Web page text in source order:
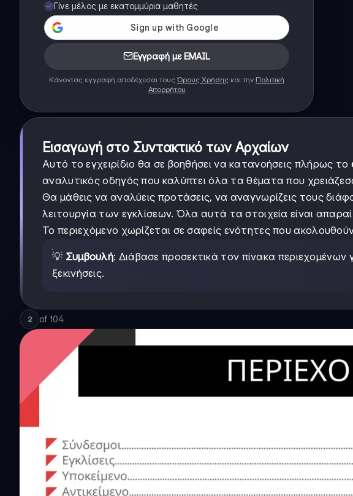
Γίνε μέλος με εκατομμύρια μαθητές
Εγγραφή με EMAIL
Κάνοντας εγγραφή αποδέχεσαι τους Όρους Χρήσης και την Πολιτική
Απορρήτου
Εισαγωγή στο Συντακτικό των Αρχαίων
Αυτό το εγχειρίδιο θα σε βοηθήσει να κατανοήσεις πλήρως το
αναλυτικός οδηγός που καλύπτει όλα τα θέματα που
Θα μάθεις να αναλύεις προτάσεις, να αναγνωρίζεις τους
λειτουργία των εγκλίσεων. Όλα αυτά τα στοιχεία είναι
Το περιεχόμενο χωρίζεται σε σαφείς ενότητες που
💡 Συμβουλή: Διάβασε προσεκτικά τον πίνακα περιεχομένων
ξεκινήσεις.
2 of 104